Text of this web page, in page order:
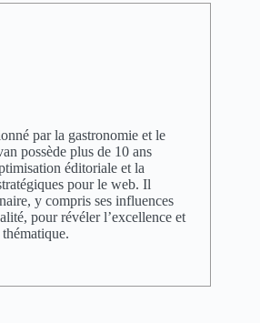
par la gastronomie et le
possède plus de 10 ans
éditoriale et la
pour le web. Il
y compris ses influences
pour révéler l’excellence et